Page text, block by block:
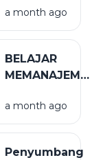
YANG TAK
TERLIHAT
a month ago
BELAJAR
a month ago
Penyumbang